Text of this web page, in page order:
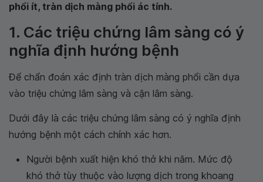
phổi ít, tràn dịch màng phổi ác tính.
1. Các triệu chứng lâm sàng có ý
nghĩa định hướng bệnh
Để chẩn đoán xác định tràn dịch màng phổi cần dựa
vào triệu chứng lâm sàng và cận lâm sàng.
Dưới đây là các triệu chứng lâm sàng có ý nghĩa định
hướng bệnh một cách chính xác hơn.
Người bệnh xuất hiện khó thở khi nằm. Mức độ
khó thở tùy thuộc vào lượng dịch trong khoang